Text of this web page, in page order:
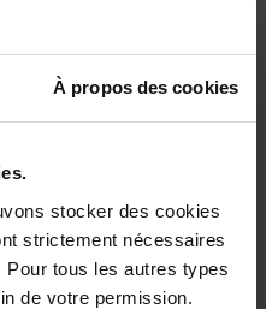
À propos des cookies
stocker des cookies
strictement nécessaires
tous les autres types
de votre permission.
Un Jardin à Cythère, huile
sèche corps et cheveux